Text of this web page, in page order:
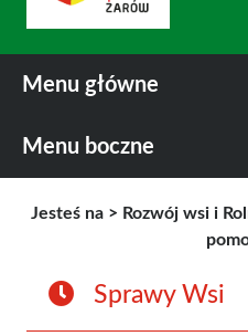
Menu główne
Menu boczne
Jesteś na > Rozwój wsi i
Sprawy Wsi